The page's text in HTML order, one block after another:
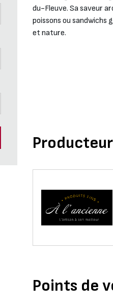
du-Fleuve. Sa saveur
poissons ou
et nature.
Producteur
Points de